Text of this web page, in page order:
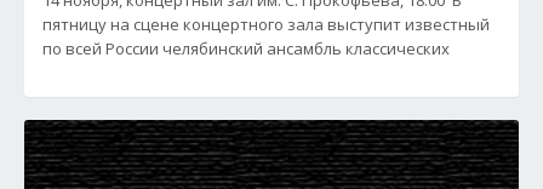
пятницу на сцене концертного зала выступит известный
по всей России челябинский ансамбль классических